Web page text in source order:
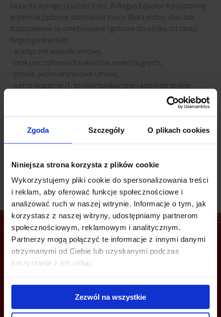
Zgoda Szczegóły O plikach cookies
Niniejsza strona korzysta z plików cookie
Wykorzystujemy pliki cookie do spersonalizowania treści
i reklam, aby oferować funkcje społecznościowe i
analizować ruch w naszej witrynie. Informacje o tym, jak
korzystasz z naszej witryny, udostępniamy partnerom
społecznościowym, reklamowym i analitycznym.
Partnerzy mogą połączyć te informacje z innymi danymi
otrzymanymi od Ciebie lub uzyskanymi podczas
korzystania z ich usług.
Zezwól na wszystkie
biura do wynajęcia już od 6 m2. W Regus Equator II znajdziemy
w pełni urządzone stanowiska pracy. Biura jedno, dwu lub
trzyosobowe są umeblowane i gotowe do użytku od zaraz.
Regus gwarantuje:
- elastyczne warunki umowy,
- brak początkowych nakładów inwestycyjnych,
- proste, jednostronicowe umowy,
- pełne wsparcie IT, telekomunikacyjne i administracyjne,
W Regus Equator II znajdują się sale konferencyjne, które
można wynajmować na godziny.
Dodatkowo Najemcy mogą korzystać z udogodnień
budynkowych.
Jesteś zainteresowany tą ofertą?
ZADZWOŃ I DOWIEDZ SIĘ WIĘCEJ